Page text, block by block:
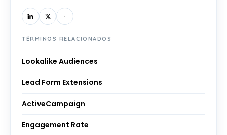
TÉRMINOS RELACIONADOS
Lookalike Audiences
Lead Form Extensions
ActiveCampaign
Engagement Rate